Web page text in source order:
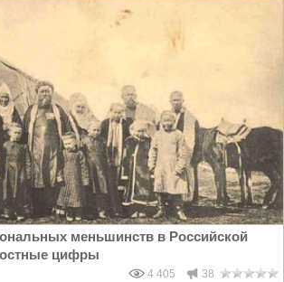
меньшинств в Российской
цифры
4 405 38